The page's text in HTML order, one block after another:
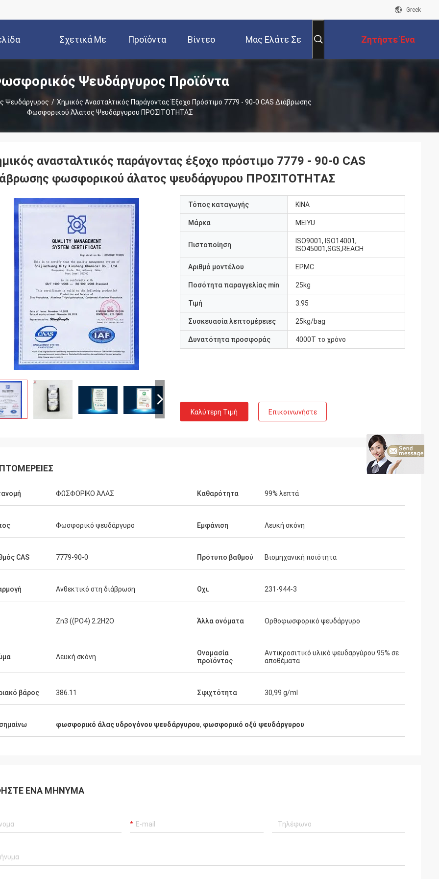
Greek
Σχετικά Με
Εμάς
Προϊόντα Βίντεο Μας Ελάτε Σε Ζητήστε Ένα
Απόσπασμα
Ψευδάργυρος Προϊόντα
Ψευδάργυρος / Χημικός Ανασταλτικός Παράγοντας Έξοχο Πρόστιμο 7779 - 90-0 CAS Διάβρωσης
Φωσφορικού Άλατος Ψευδάργυρου ΠΡΟΣΙΤΟΤΗΤΑΣ
ανασταλτικός παράγοντας έξοχο πρόστιμο 7779 - 90-0 CAS
φωσφορικού άλατος ψευδάργυρου ΠΡΟΣΙΤΟΤΗΤΑΣ
Τόπος καταγωγής ΚΙΝΑ
Μάρκα MEIYU
Πιστοποίηση
ISO9001, ISO14001,
ISO45001,SGS,REACH
Αριθμό μοντέλου EPMC
Ποσότητα παραγγελίας min 25kg
Τιμή 3.95
Συσκευασία λεπτομέρειες 25kg/bag
Δυνατότητα προσφοράς 4000T το χρόνο
Καλύτερη Τιμή Επικοινωνήστε
ΦΩΣΦΟΡΙΚΟ ΆΛΑΣ Καθαρότητα 99% λεπτά
Φωσφορικό ψευδάργυρο Εμφάνιση Λευκή σκόνη
CAS 7779-90-0 Πρότυπο βαθμού Βιομηχανική ποιότητα
Ανθεκτικό στη διάβρωση Οχι. 231-944-3
Zn3 ((PO4) 2.2H2O Άλλα ονόματα Ορθοφωσφορικό ψευδάργυρο
Λευκή σκόνη
Ονομασία
προϊόντος
Αντικροσιτικό υλικό ψευδαργύρου 95% σε
αποθέματα
βάρος 386.11 Σφιχτότητα 30,99 g/ml
φωσφορικό άλας υδρογόνου ψευδάργυρου, φωσφορικό οξύ ψευδάργυρου
ΈΝΑ ΜΉΝΥΜΑ